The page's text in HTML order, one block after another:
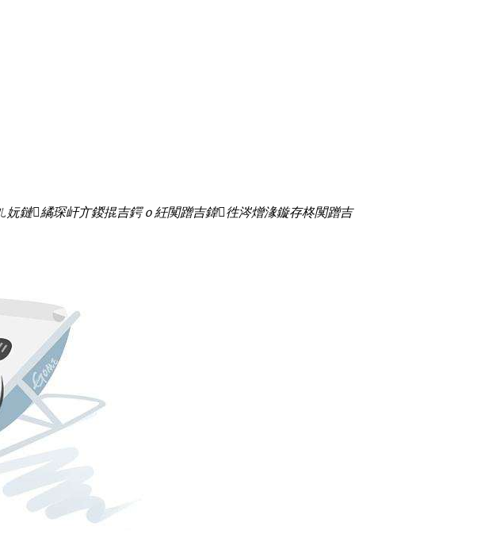
鏈繘琛屽亣鍐掍吉鍔ｏ紝闃蹭吉鍏徃涔熷湪鏇存柊闃蹭吉